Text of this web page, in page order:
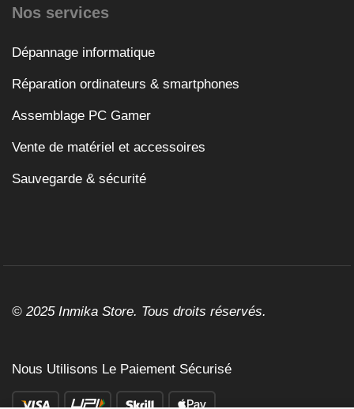
Nos services
Dépannage informatique
Réparation ordinateurs & smartphones
Assemblage PC Gamer
Vente de matériel et accessoires
Sauvegarde & sécurité
© 2025 Inmika Store. Tous droits réservés.
Nous Utilisons Le Paiement Sécurisé